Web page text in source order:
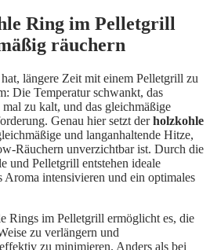
Ring im Pelletgrill
räuchern
längere Zeit mit einem Pelletgrill zu
Die Temperatur schwankt, das
zu kalt, und das gleichmäßige
Genau hier setzt derholzkohle
und langanhaltende Hitze,
Räuchern unverzichtbar ist. Durch die
und Pelletgrill entstehen ideale
Aroma intensivieren und ein optimales
Rings im Pelletgrill ermöglicht es, die
zu verlängern und
zu minimieren. Anders als bei